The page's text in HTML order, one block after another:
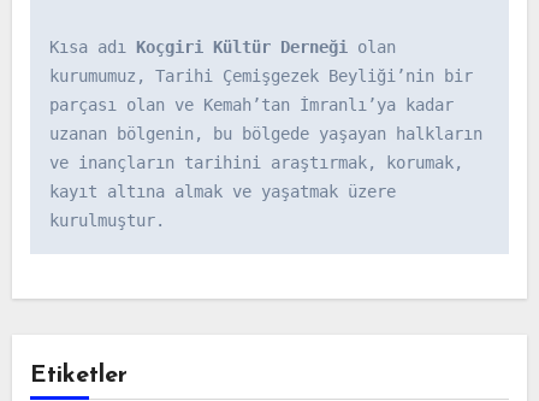
Kısa adı Koçgiri Kültür Derneği olan
kurumumuz, Tarihi Çemişgezek Beyliği’nin bir
parçası olan ve Kemah’tan İmranlı’ya kadar
uzanan bölgenin, bu bölgede yaşayan halkların
ve inançların tarihini araştırmak, korumak,
kayıt altına almak ve yaşatmak üzere
kurulmuştur.
Etiketler